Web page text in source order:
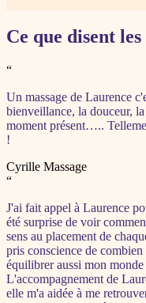
Ce que disent
“
Un massage de Laurence
bienveillance, la douceur,
moment présent…..
!
Cyrille Massage
“
J'ai fait appel à Laurence
été surprise de voir
sens au placement de
pris conscience de
équilibrer aussi mon
L'accompagnement de
elle m'a aidée à me